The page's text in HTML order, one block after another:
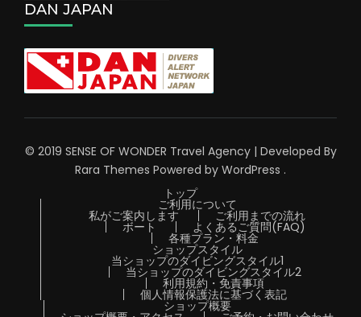
DAN JAPAN
© 2019 SENSE OF WONDER Travel Agency | Developed By
Rara Themes Powered by WordPress .
トップ
ご利用について
私がご案内します ご利用までの流れ
ボート よくあるご質問(FAQ)
各種プラン・料金
ショップスタイル
当ショップのダイビングスタイル1
当ショップのダイビングスタイル2
利用規約・免責事項
個人情報保護法に基づく表記
ショップ概要